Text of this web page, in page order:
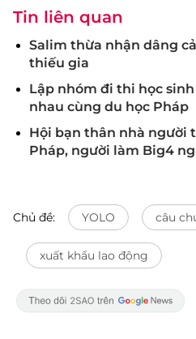
Tin liên quan
Salim thừa nhận dâng
thiếu gia
Lập nhóm đi thi học
nhau cùng du học Pháp
Hội bạn thân nhà người
Pháp, người làm Big4
Chủ đề: YOLO câu
xuất khẩu lao động